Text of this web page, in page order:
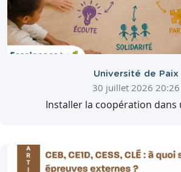
Université de Paix
30 juillet 2026 20:26
Installer la coopération dans